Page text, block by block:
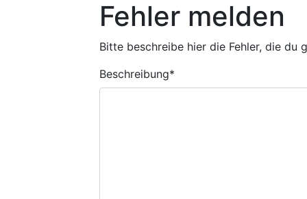
Fehler melden
Bitte beschreibe hier die Fehler, die du
Beschreibung*